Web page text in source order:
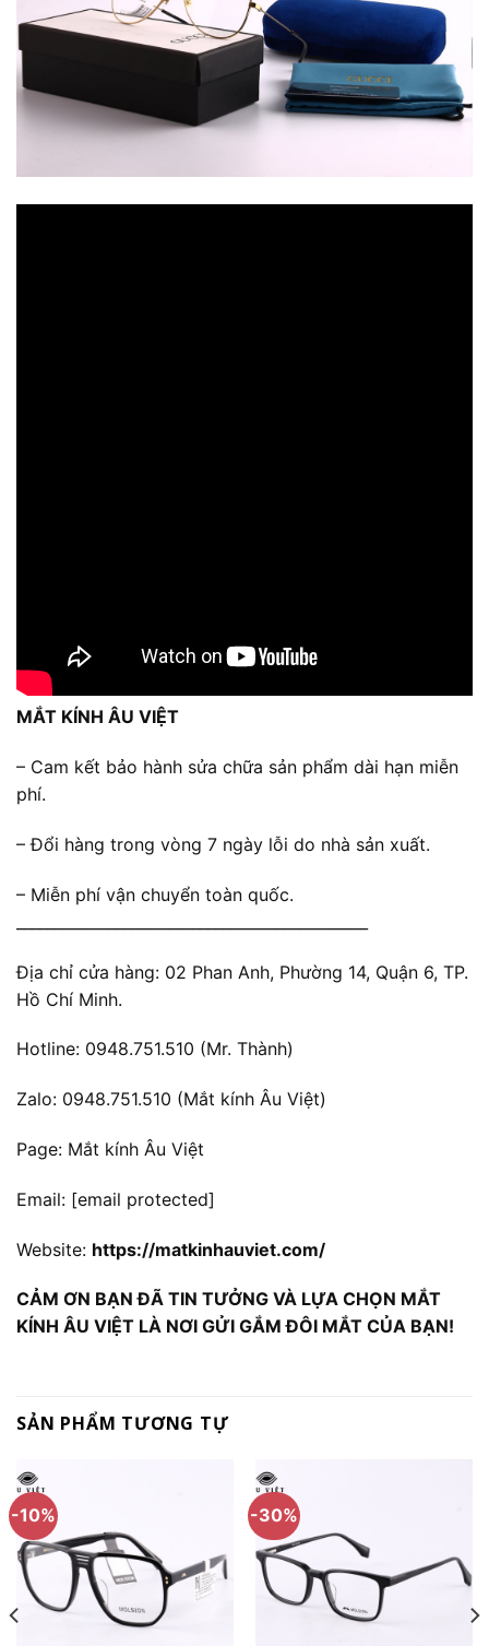
MẮT KÍNH ÂU VIỆT
– Cam kết bảo hành sửa chữa sản phẩm dài hạn miễn
phí.
– Đổi hàng trong vòng 7 ngày lỗi do nhà sản xuất.
– Miễn phí vận chuyển toàn quốc.
Địa chỉ cửa hàng: 02 Phan Anh, Phường 14, Quận 6, TP.
Hồ Chí Minh.
Hotline: 0948.751.510 (Mr. Thành)
Zalo: 0948.751.510 (Mắt kính Âu Việt)
Page: Mắt kính Âu Việt
Email: [email protected]
Website: https://matkinhauviet.com/
CẢM ƠN BẠN ĐÃ TIN TƯỞNG VÀ LỰA CHỌN MẮT
KÍNH ÂU VIỆT LÀ NƠI GỬI GẮM ĐÔI MẮT CỦA BẠN!
SẢN PHẨM TƯƠNG TỰ
-10% -30%